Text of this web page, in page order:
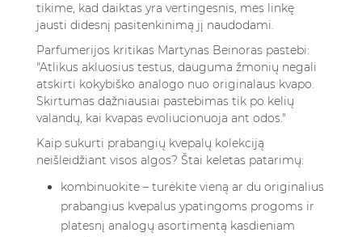
tikime, kad daiktas yra vertingesnis, mes linkę
jausti didesnį pasitenkinimą jį naudodami.
Parfumerijos kritikas Martynas Beinoras pastebi:
"Atlikus akluosius testus, dauguma žmonių negali
atskirti kokybiško analogo nuo originalaus kvapo.
Skirtumas dažniausiai pastebimas tik po kelių
valandų, kai kvapas evoliucionuoja ant odos."
Kaip sukurti prabangių kvepalų kolekciją
neišleidžiant visos algos? Štai keletas patarimų:
kombinuokite – turėkite vieną ar du originalius
prabangius kvepalus ypatingoms progoms ir
platesnį analogų asortimentą kasdieniam